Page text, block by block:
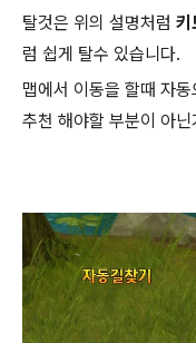
탈것은 위의 설명처럼 키
럼 쉽게 탈수 있습니다.
맵에서 이동을 할때 자
추천 해야할 부분이 아